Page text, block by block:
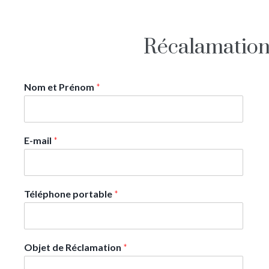
Nom et Prénom *
E-mail *
Téléphone portable *
Objet de Réclamation *